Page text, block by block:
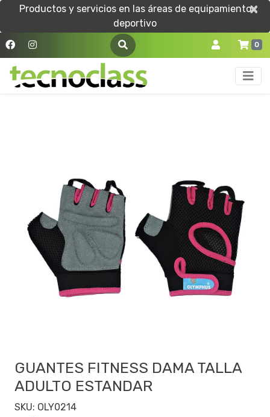
Productos y servicios en las áreas de equipamiento
deportivo
×
×
0
GUANTES FITNESS DAMA TALLA
ADULTO ESTANDAR
SKU: OLY0214